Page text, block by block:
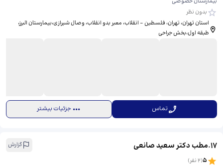
بدون نظر
استان تهران، تهران، فلسطین - انقلاب، معبر بدو انقلاب، وصال شیرازی،بیمارستان البرز، ​
طبقه اول،بخش جراحی
تماس جزئیات بیشتر
17
.مطب دکتر سعید صانعی گزارش
5
(
2نفر)